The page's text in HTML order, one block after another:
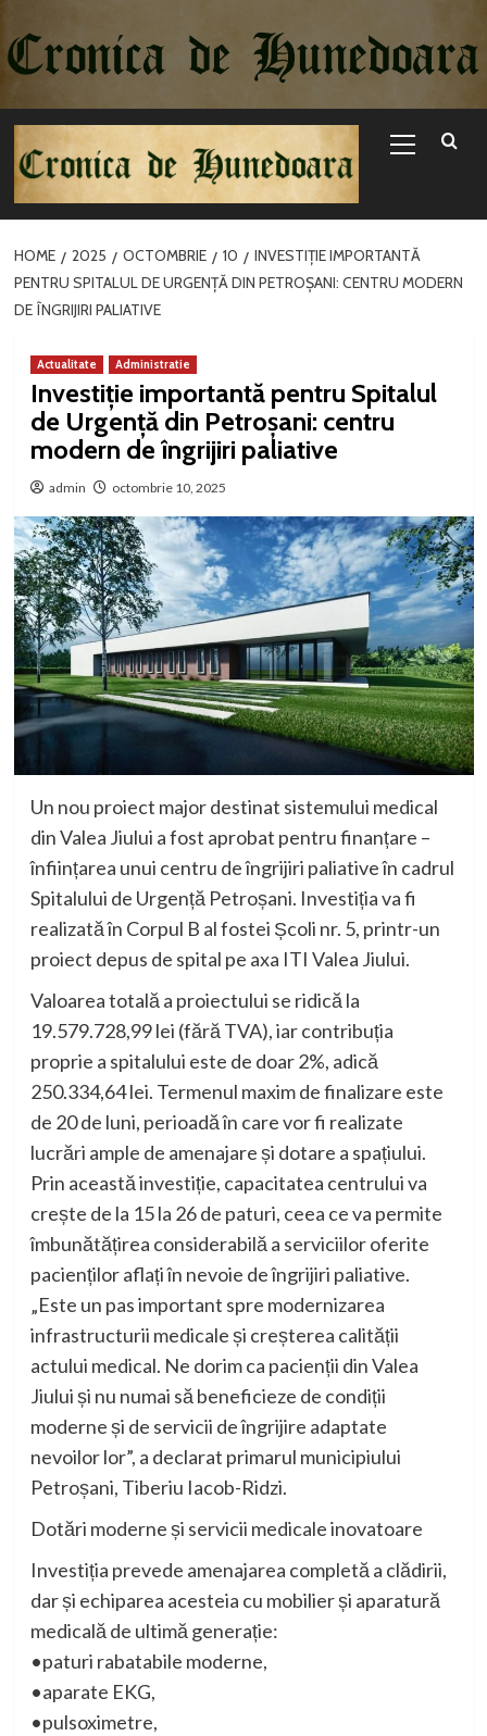
la
conținut
Menu
HOME 2025 OCTOMBRIE 10
INVESTIȚIE IMPORTANTĂ
PENTRU SPITALUL DE URGENȚĂ DIN PETROȘANI: CENTRU MODERN
DE ÎNGRIJIRI PALIATIVE
Actualitate Administratie
Investiție importantă pentru Spitalul
de Urgență din Petroșani: centru
modern de îngrijiri paliative
admin octombrie 10, 2025
Un nou proiect major destinat sistemului medical
din Valea Jiului a fost aprobat pentru finanțare –
înființarea unui centru de îngrijiri paliative în cadrul
Spitalului de Urgență Petroșani. Investiția va fi
realizată în Corpul B al fostei Școli nr. 5, printr-un
proiect depus de spital pe axa ITI Valea Jiului.
Valoarea totală a proiectului se ridică la
19.579.728,99 lei (fără TVA), iar contribuția
proprie a spitalului este de doar 2%, adică
250.334,64 lei. Termenul maxim de finalizare este
de 20 de luni, perioadă în care vor fi realizate
lucrări ample de amenajare și dotare a spațiului.
Prin această investiție, capacitatea centrului va
crește de la 15 la 26 de paturi, ceea ce va permite
îmbunătățirea considerabilă a serviciilor oferite
pacienților aflați în nevoie de îngrijiri paliative.
„Este un pas important spre modernizarea
infrastructurii medicale și creșterea calității
actului medical. Ne dorim ca pacienții din Valea
Jiului și nu numai să beneficieze de condiții
moderne și de servicii de îngrijire adaptate
nevoilor lor”, a declarat primarul municipiului
Petroșani, Tiberiu Iacob-Ridzi.
Dotări moderne și servicii medicale inovatoare
Investiția prevede amenajarea completă a clădirii,
dar și echiparea acesteia cu mobilier și aparatură
medicală de ultimă generație:
•paturi rabatabile moderne,
•aparate EKG,
•pulsoximetre,